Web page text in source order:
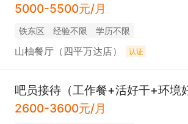
5000-5500元/月
铁东区 经验不限 学历不限
山柚餐厅（四平万达店） 认证
吧员接待（工作餐+活好干+环境
2600-3600元/月